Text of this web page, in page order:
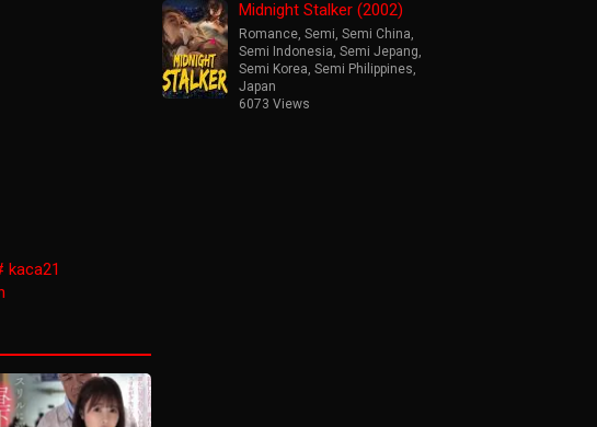
kaca21
Midnight Stalker (2002)
Romance Semi Semi China
Semi Indonesia Semi Jepang
Semi Korea Semi Philippines
Japan
6073 Views